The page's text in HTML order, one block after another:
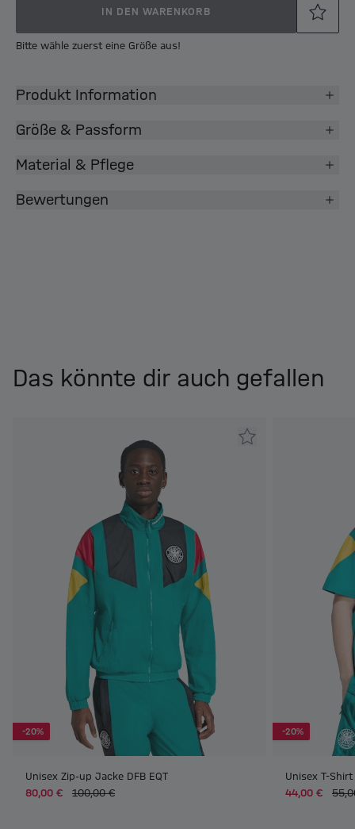
IN DEN WARENKORB
Bitte wähle zuerst eine Größe aus!
Produkt Information
Größe & Passform
Material & Pflege
Bewertungen
Das könnte dir auch gefallen
-20%
Unisex Zip-up Jacke DFB EQT
80,00 €
100,00 €
-20%
Unisex T-Shirt
44,00 €